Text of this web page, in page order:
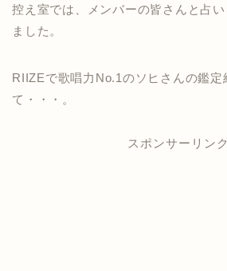
控え室では、メンバーの皆さんと占
ました。
RIIZEで歌唱力No.1のソヒさんの鑑定
て・・・。
スポンサーリンク